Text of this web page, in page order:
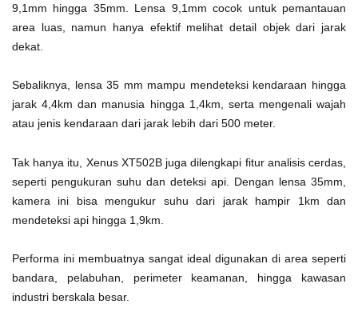
9,1mm hingga 35mm. Lensa 9,1mm cocok untuk pemantauan
area luas, namun hanya efektif melihat detail objek dari jarak
dekat.
Sebaliknya, lensa 35 mm mampu mendeteksi kendaraan hingga
jarak 4,4km dan manusia hingga 1,4km, serta mengenali wajah
atau jenis kendaraan dari jarak lebih dari 500 meter.
Tak hanya itu, Xenus XT502B juga dilengkapi fitur analisis cerdas,
seperti pengukuran suhu dan deteksi api. Dengan lensa 35mm,
kamera ini bisa mengukur suhu dari jarak hampir 1km dan
mendeteksi api hingga 1,9km.
Performa ini membuatnya sangat ideal digunakan di area seperti
bandara, pelabuhan, perimeter keamanan, hingga kawasan
industri berskala besar.